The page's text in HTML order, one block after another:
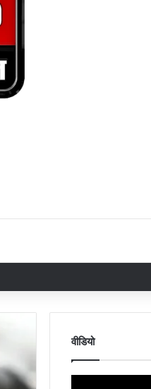
वीडियो